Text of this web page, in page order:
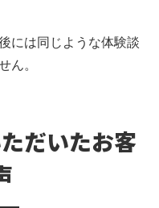
には同じような体験談
ん。
だいたお客